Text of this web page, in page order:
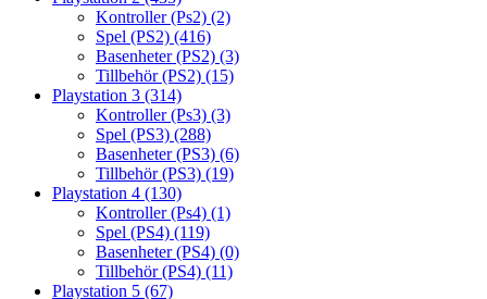
Kontroller (Ps2) (2)
Spel (PS2) (416)
Basenheter (PS2) (3)
Tillbehör (PS2) (15)
Playstation 3 (314)
Kontroller (Ps3) (3)
Spel (PS3) (288)
Basenheter (PS3) (6)
Tillbehör (PS3) (19)
Playstation 4 (130)
Kontroller (Ps4) (1)
Spel (PS4) (119)
Basenheter (PS4) (0)
Tillbehör (PS4) (11)
Playstation 5 (67)